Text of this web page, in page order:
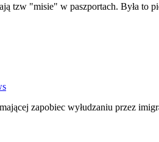
tzw "misie" w paszportach. Była to
zapobiec wyłudzaniu przez